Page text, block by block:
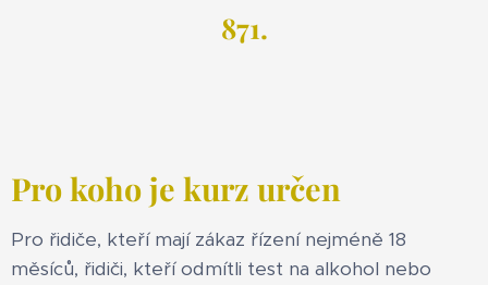
871.
Pro koho je kurz určen
Pro řidiče, kteří mají zákaz řízení nejméně 18
měsíců, řidiči, kteří odmítli test na alkohol nebo